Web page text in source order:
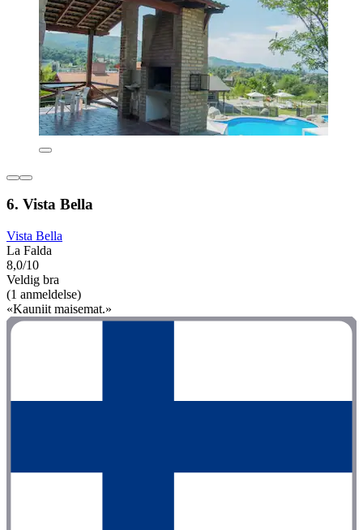
6. Vista Bella
Vista Bella
La Falda
8,0/10
Veldig bra
(1 anmeldelse)
«Kauniit maisemat.»